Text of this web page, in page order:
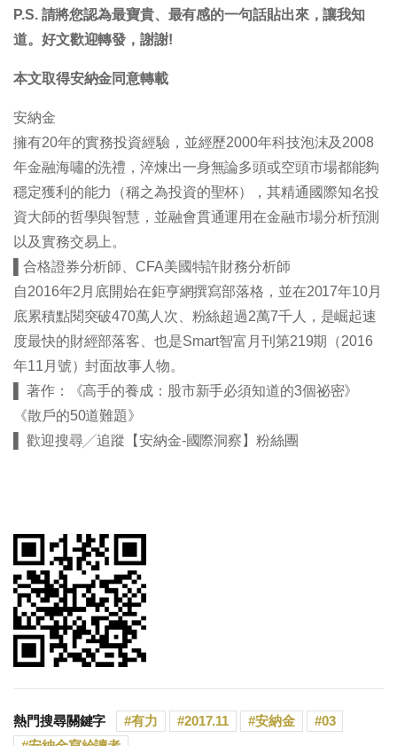
P.S. 請將您認為最寶貴、最有感的一句話貼出來，讓我知
道。好文歡迎轉發，謝謝!
本文取得安納金同意轉載
安納金
擁有20年的實務投資經驗，並經歷2000年科技泡沫及2008
年金融海嘯的洗禮，淬煉出一身無論多頭或空頭市場都能夠
穩定獲利的能力（稱之為投資的聖杯），其精通國際知名投
資大師的哲學與智慧，並融會貫通運用在金融市場分析預測
以及實務交易上。
▌合格證券分析師、CFA美國特許財務分析師
自2016年2月底開始在鉅亨網撰寫部落格，並在2017年10月
底累積點閱突破470萬人次、粉絲超過2萬7千人，是崛起速
度最快的財經部落客、也是Smart智富月刊第219期（2016
年11月號）封面故事人物。
▌ 著作：《高手的養成：股市新手必須知道的3個祕密》
《散戶的50道難題》
▌ 歡迎搜尋╱追蹤【安納金-國際洞察】粉絲團
熱門搜尋關鍵字 有力 2017.11 安納金
03